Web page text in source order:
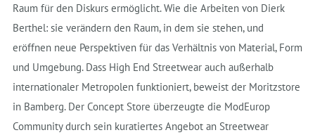
Raum für den Diskurs ermöglicht. Wie die Arbeiten von Dierk
Berthel: sie verändern den Raum, in dem sie stehen, und
eröffnen neue Perspektiven für das Verhältnis von Material, Form
und Umgebung. Dass High End Streetwear auch außerhalb
internationaler Metropolen funktioniert, beweist der Moritzstore
in Bamberg. Der Concept Store überzeugte die ModEurop
Community durch sein kuratiertes Angebot an Streetwear